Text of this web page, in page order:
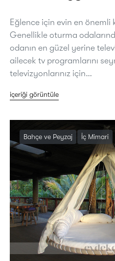
Eğlence için evin en önemli
Genellikle oturma
odanın en güzel yerine
ailecek tv programlarını
televizyonlarınız için…
içeriği görüntüle
Bahçe ve Peyzaj İç Mimari